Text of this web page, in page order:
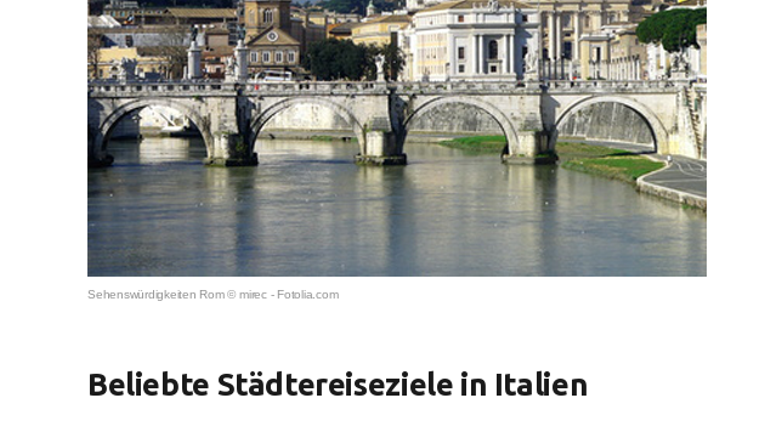
Sehenswürdigkeiten Rom © mirec - Fotolia.com
Beliebte Städtereiseziele in Italien